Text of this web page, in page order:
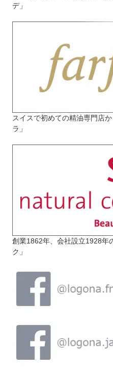
デ」
スイスで初めての精油専門店
ラ」
創業1862年、会社設立1928年
ク」